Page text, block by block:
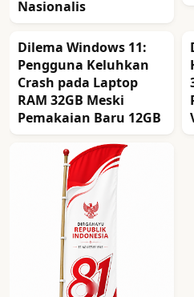
Nasionalis
Dilema Windows 11:
Pengguna Keluhkan
Crash pada Laptop
RAM 32GB Meski
Pemakaian Baru 12GB